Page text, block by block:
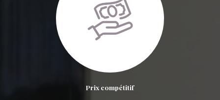
Prix compétitif